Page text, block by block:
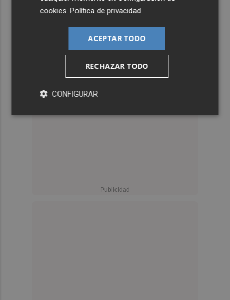
cookies .Política de privacidad
ACEPTAR TODO
RECHAZAR TODO
CONFIGURAR